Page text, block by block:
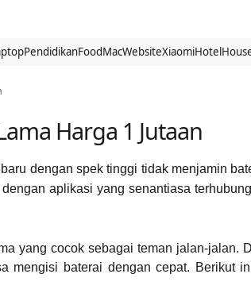
PendidikanFoodMacWebsiteXiaomiHotel
Harga 1 Jutaan
dengan spek tinggi tidak menjamin
aplikasi yang senantiasa
yang cocok sebagai teman jalan-jalan.
mengisi baterai dengan cepat. Berikut